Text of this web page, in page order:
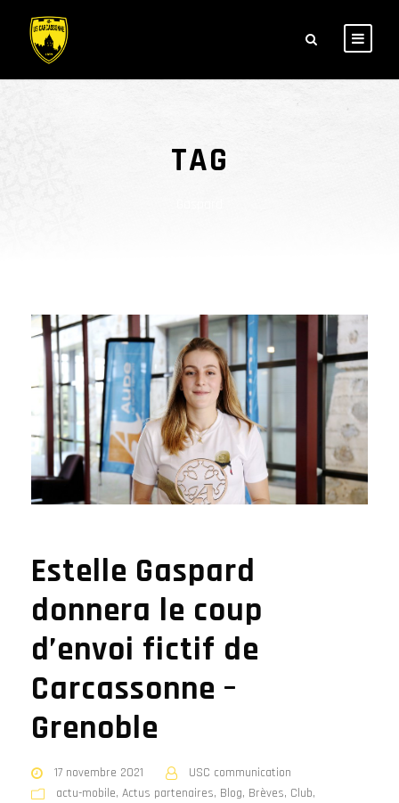
TAG
Estelle Gaspard
donnera le coup
d’envoi fictif de
Carcassonne –
Grenoble
17 novembre 2021
USC communication
actu-mobile, Actus partenaires, Blog, Brèves, Club,